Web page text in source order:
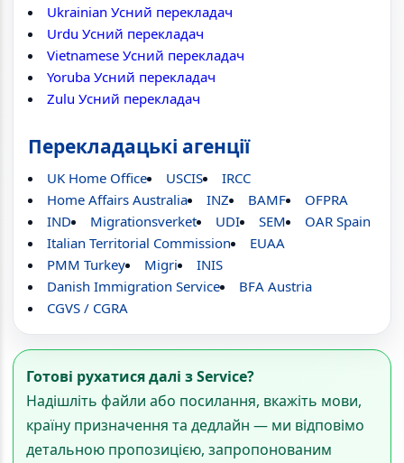
Ukrainian Усний перекладач
Urdu Усний перекладач
Vietnamese Усний перекладач
Yoruba Усний перекладач
Zulu Усний перекладач
Перекладацькі агенції
UK Home Office USCIS
IRCC
Home Affairs Australia
INZ BAMF
OFPRA
IND
Migrationsverket UDI SEM
OAR Spain
Italian Territorial Commission
EUAA
PMM Turkey
Migri
INIS
Danish Immigration Service
BFA Austria
CGVS / CGRA
Готові рухатися далі з Service?
Надішліть файли або посилання, вкажіть мови,
країну призначення та дедлайн — ми відповімо
детальною пропозицією, запропонованим